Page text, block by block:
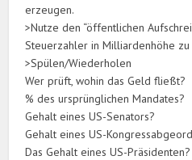
erzeugen.
>Nutze den “öffentlichen
Steuerzahler in Milliardenhöhe
>Spülen/Wiederholen
Wer prüft, wohin das Geld fließt?
% des ursprünglichen Mandates?
Gehalt eines US-Senators?
Gehalt eines US-
Das Gehalt eines US-Präsidenten?